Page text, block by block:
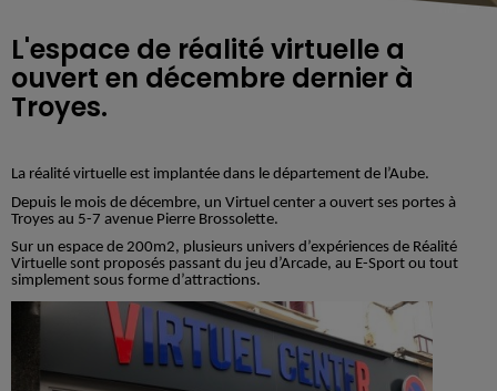
L'espace de réalité virtuelle a
ouvert en décembre dernier à
Troyes.
La réalité virtuelle est implantée dans le département de l’Aube.
Depuis le mois de décembre, un Virtuel center a ouvert ses portes à
Troyes au 5-7 avenue Pierre Brossolette.
Sur un espace de 200m2, plusieurs univers d’expériences de Réalité
Virtuelle sont proposés passant du jeu d’Arcade, au E-Sport ou tout
simplement sous forme d’attractions.